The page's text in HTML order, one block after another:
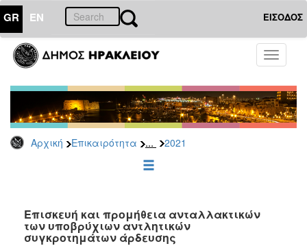
GR EN ΕΙΣΟΔΟΣ
Toggle
Αρχική Επικαιρότητα ... 2021
ΕΠΙΚΑΙΡΟΤΗΤΑ
Τύπου
Αρχείο
2026
2025
2022
2021
Επισκευή και προμήθεια ανταλλακτικών
των υποβρύχιων αντλητικών
συγκροτημάτων άρδευσης